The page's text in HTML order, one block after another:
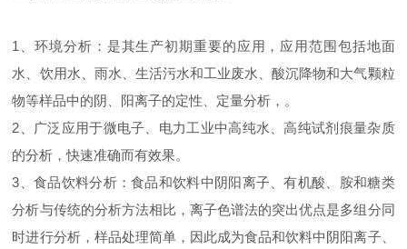
1、环境分析：是其生产初期重要的应用，应用范围包括地面
水、饮用水、雨水、生活污水和工业废水、酸沉降物和大气颗粒
物等样品中的阴、阳离子的定性、定量分析，。
2、广泛应用于微电子、电力工业中高纯水、高纯试剂痕量杂质
的分析，快速准确而有效果。
3、食品饮料分析：食品和饮料中阴阳离子、有机酸、胺和糖类
分析与传统的分析方法相比，离子色谱法的突出优点是多组分同
时进行分析，样品处理简单，因此成为食品和饮料中阴阳离子、